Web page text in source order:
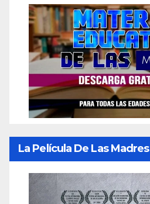
La Película De Las Madres